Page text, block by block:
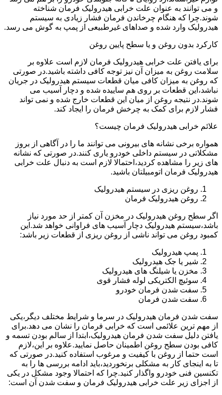
و می توانند به عنوان علت خرابی هیدرولیک فرمان شناخته
شوند.چرا که هنگام چرخاندن فرمان فشار زیادی به سیستم
هیدرولیک وارد شده و صداهای غیرطبیعی از پمپ به گوش می رسد.
کارکرد بدون روغن و یا سطح پایین روغن
برای یافتن علت خرابی هیدرولیک فرمان لازم است علاوه بر
سلامت روغن به میزان آن نیز توجه کافی داشته باشید.در صورتی
که روغن به میزان کافی میان قطعات سیستم هیدرولیک در جریان
نباشد،این قطعات بر روی هم ساییده شده و دچار آسیب می
شوند.در نتیجه روغن از میان این قطعات خارج شده و نمی تواند
فشار لازم برای کمک به چرخش فرمان را ایجاد کند.
علائم خرابی هیدرولیک فرمان چیست؟
همواره برخی نشانه های بیرونی می توانند ما را در آگاهی از بروز
مشکلاتی در سیستم داخلی خودرو یاری کنند.در صورتی که نشانه
های زیر را مشاهده کردید،احتمالا لازم است به دنبال علت خرابی
هیدرولیک فرمان اتومبیلتان باشید.
روغن ریزی در سیستم هیدرولیک
روغن هیدرولیک فرمان
اگر سطح روغن هیدرولیک در مخزن آن کمتر از حد مورد نیاز
باشد،سیستم هیدرولیک دچار آسیب های فراوانی خواهد شد.این
کمبود روغن می تواند ناشی از روغن ریزی از قطعات زیر باشد:
پمپ هیدرولیک
شیر یا جک هیدرولیک
مخزن یا شیلنگ های هیدرولیک
سوئیچ الکتریکی لوله فشار قوی
سفت شدن فرمان خودرو
سفت شدن فرمان
سفت شدن فرمان هیدرولیک در سرما و شرایط مختلف دیگر،یکی
از مهم ترین علائمی است که خرابی فرمان را نشان می دهد.برای
یافتن دلیل سفت شدن فرمان هیدرولیک،ابتدا از سالم بودن تسمه و
کافی بودن سطح روغن اطمینان حاصل نمایید.علاوه بر این،لازم
است حتما از روغن با کیفیت و مرغوب استفاده کنید.در صورتی که
تا به اینجای کار به مشکلی برنخوردید،باید ادامه بررسی ها را به
تکنسین فنی خودرو واگذار کنید.چرا که احتمالا وجود مشکل در یکی
از اجزای زیر علت خرابی هیدرولیک فرمان و سفت شدن آن است: